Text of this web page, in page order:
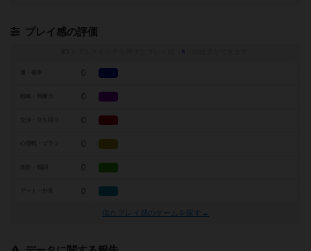
プレイ感の評価
※
0
戦略・判断力 0
0
0
0
アート・外見 0
似たプレイ感のゲームを探す→